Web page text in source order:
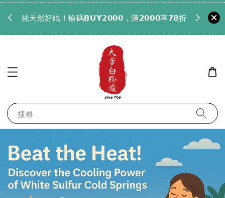
純天然好眠！輸碼𝗕𝗨𝗬𝟮𝟬𝟬𝟬，滿𝟮𝟬𝟬𝟬享𝟳𝟴折
搜尋